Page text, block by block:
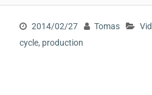
2014/02/27 Tomas
cycle, production